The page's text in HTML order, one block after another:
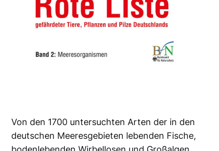
Von den 1700 untersuchten Arten der in den
deutschen Meeresgebieten lebenden Fische,